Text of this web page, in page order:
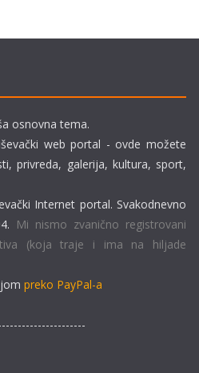
osnovna tema.
web portal - ovde možete
privreda, galerija, kultura, sport,
Internet portal. Svakodnevno
Mi nismo zvanično registrovani
(koja traje i ima na hiljade
preko PayPal-a